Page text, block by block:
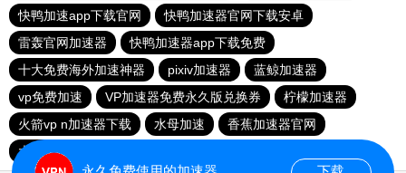
快鸭加速app下载官网
快鸭加速器官网下载安卓
雷轰官网加速器
快鸭加速器app下载免费
十大免费海外加速神器
pixiv加速器
蓝鲸加速器
vp免费加速
VP加速器免费永久版兑换券
柠檬加速器
火箭vp n加速器下载
水母加速
香蕉加速器官网
大象加速器